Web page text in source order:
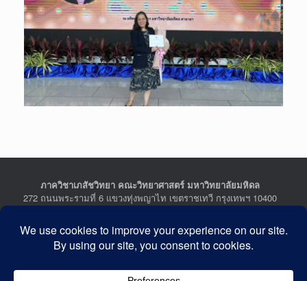
ภาควิชาเภสัชวิทยา คณะวิทยาศาสตร์ มหาวิทยาลัยมหิดล
272 ถนนพระรามที่ 6 แขวงทุ่งพญาไท เขตราชเทวี กรุงเทพฯ 10400
Department of Pharmacology, Faculty of Science, Mahidol
University
272 Rama VI Road, Ratchathewi District, Bangkok 10400
Tel : +662-201-5641-2, Fax : +662-354-7157